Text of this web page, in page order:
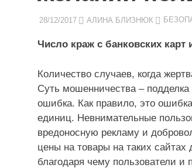
28/12/2017 АЛИНА БЛИЗНЮК
Число краж с банковских карт
Количество случаев, когда
Суть мошенничества –
ошибка. Как правило, это
единиц. Невнимательные
вредоносную рекламу и
цены на товары на таких
благодаря чему пользователи и